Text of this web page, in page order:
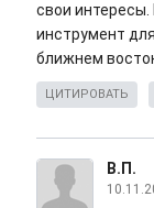
свои
инструмент
ближнем
ЦИТИРОВАТЬ
В.П.